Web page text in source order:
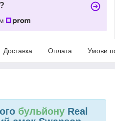
Доставка Оплата Умови
бульйону Real